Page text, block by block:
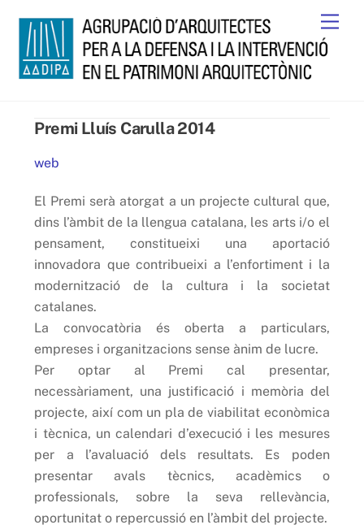
content
Premi Lluís Carulla 2014
web
El Premi serà atorgat a un projecte cultural que,
dins l’àmbit de la llengua catalana, les arts i/o el
pensament, constitueixi una aportació
innovadora que contribueixi a l’enfortiment i la
modernització de la cultura i la societat
catalanes.
La convocatòria és oberta a particulars,
empreses i organitzacions sense ànim de lucre.
Per optar al Premi cal presentar,
necessàriament, una justificació i memòria del
projecte, així com un pla de viabilitat econòmica
i tècnica, un calendari d’execució i les mesures
per a l’avaluació dels resultats. Es poden
presentar avals tècnics, acadèmics o
professionals, sobre la seva rellevància,
oportunitat o repercussió en l’àmbit del projecte.